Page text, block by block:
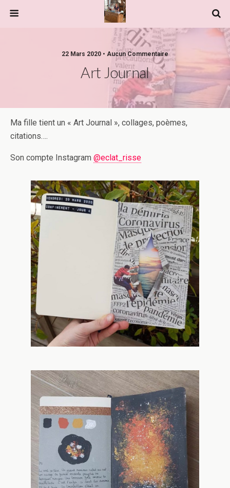
22 Mars 2020 • Aucun Commentaire
Art Journal
Ma fille tient un « Art Journal », collages, poèmes,
citations….
Son compte Instagram @eclat_risse